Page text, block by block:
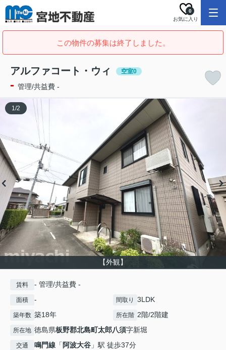
お気に入り
0
この物件の募集は終了しました。
アルファコート・ウィ 空室0
- 管理/共益費 -
【外観】
1/2
賃料 - 管理/共益費 -
面積 - 間取り 3LDK
築年数 築18年 所在階 2階/2階建
所在地 徳島県板野郡北島町太郎八須字新堀
交通 鳴門線 「 阿波大谷 」駅 徒歩37分